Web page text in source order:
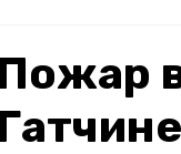
Пожар